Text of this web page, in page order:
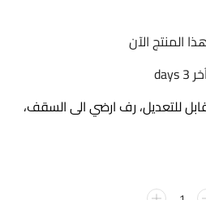
من 4 طبقات قابل للتعديل، رف ارضي الى السقف،